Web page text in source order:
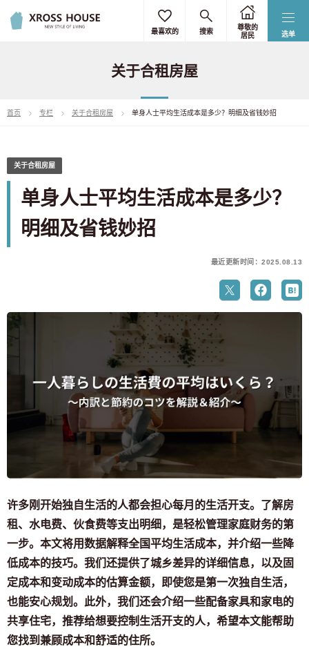
选单
最喜欢的 搜索
尊敬的
居民
关于合租房屋
首页 专栏 关于合租房屋 单身人士平均生活成本是多少？明细及省钱妙招
关于合租房屋
单身人士平均生活成本是多少？
明细及省钱妙招
最近更新时间：2025.08.13
许多刚开始独自生活的人都会担心每月的生活开支。了解房
租、水电费、伙食费等支出明细，是轻松管理家庭财务的第
一步。本文将用数据解释全国平均生活成本，并介绍一些降
低成本的技巧。我们还提供了城乡差异的详细信息，以及固
定成本和变动成本的估算金额，即使您是第一次独自生活，
也能安心规划。此外，我们还会介绍一些配备家具和家电的
共享住宅，推荐给想要控制生活开支的人，希望本文能帮助
您找到兼顾成本和舒适的住所。